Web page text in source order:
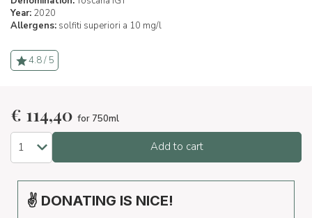
Year: 2020
Allergens: solfiti superiori a 10 mg/l
4.8 / 5
€ 114,40 for 750ml
Add to cart
✌ DONATING IS NICE!